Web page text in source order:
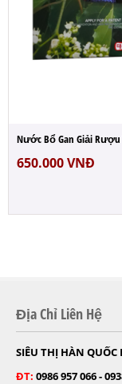
Gan Giải Rượu Teawoong
VNĐ
Địa Chỉ Liên Hệ
SIÊU THỊ HÀN QUỐC
ĐT: 0986 957 066 -